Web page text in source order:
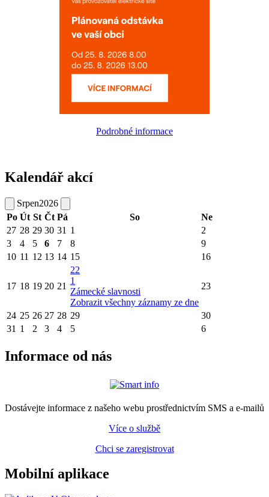
Podrobné informace
Kalendář akcí
Srpen2026
Po Út St Čt Pá So
Ne
27 28 29 30 31 1
2
3
4 5 6 7 8
9
10 11 12 13 14 15 16
17 18 19 20 21
22
1
Zámecké slavnosti
Zobrazit všechny záznamy ze dne
23
24 25 26 27 28 29
30
31 1 2 3 4 5 6
Informace od nás
Dostávejte informace z našeho webu prostřednictvím SMS a e-mailů
Více o službě
Chci se zaregistrovat
Mobilní aplikace